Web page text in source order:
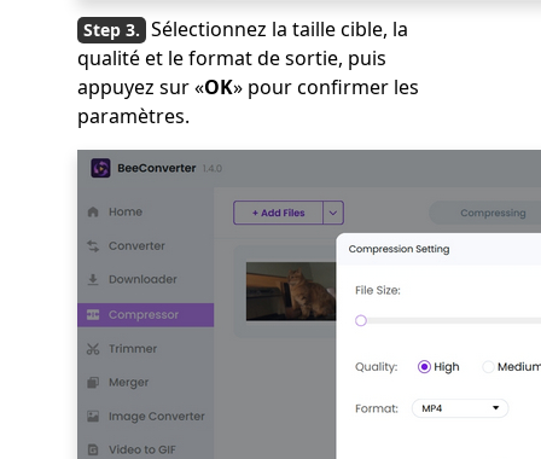
Sélectionnez la taille cible, la
qualité et le format de sortie, puis
appuyez sur «OK» pour confirmer les
paramètres.